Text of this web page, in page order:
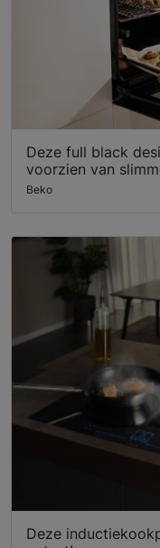
Deze full black
voorzien van
Beko
Deze